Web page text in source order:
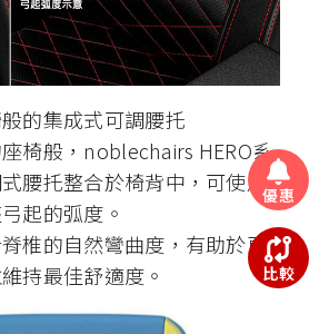
的集成式可調腰托
椅般，noblechairs HERO系
腰托整合於椅背中，可使用
起的弧度。
椎的自然彎曲度，有助於更
持最佳舒適度。
優惠
比較